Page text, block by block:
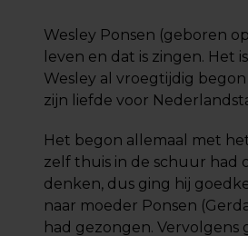
Wesley Ponsen (geboren
leven en dat is zingen. Het
Wesley al vroegtijdig
zijn liefde voor
Het begon allemaal met
zelf thuis in de schuur had
denken, dus ging hij
naar moeder Ponsen
had gezongen.